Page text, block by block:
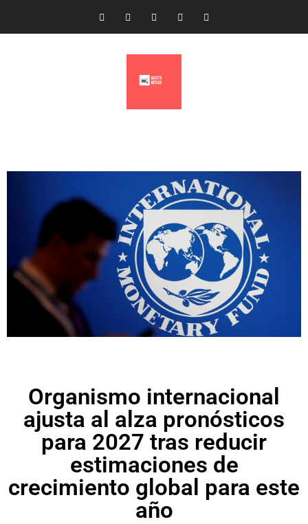
Organismo internacional
ajusta al alza pronósticos
para 2027 tras reducir
estimaciones de
crecimiento global para este
año